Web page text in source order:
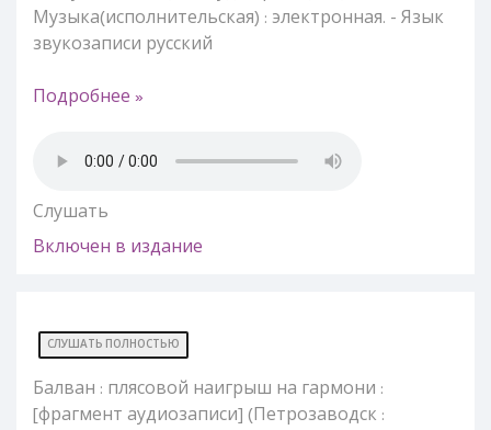
Музыка(исполнительская) : электронная. - Язык
звукозаписи русский
Подробнее »
Слушать
Включен в издание
СЛУШАТЬ ПОЛНОСТЬЮ
Балван : плясовой наигрыш на гармони :
[фрагмент аудиозаписи] (Петрозаводск :